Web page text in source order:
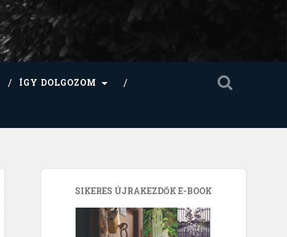
ÍGY DOLGOZOM
SIKERES ÚJRAKEZDŐK E-BOOK